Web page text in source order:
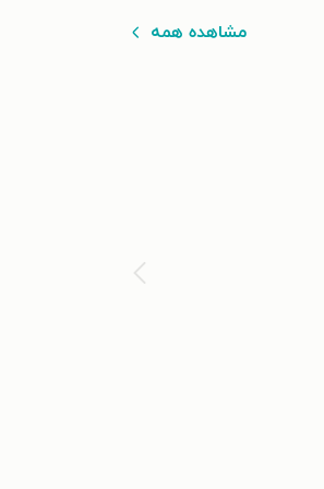
مشاهده همه